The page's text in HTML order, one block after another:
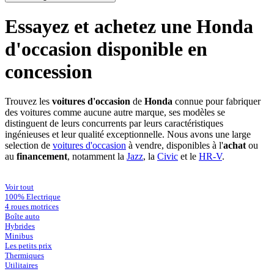
Essayez et achetez une Honda
d'occasion disponible en
concession
Trouvez les voitures d'occasion de Honda connue pour fabriquer
des voitures comme aucune autre marque, ses modèles se
distinguent de leurs concurrents par leurs caractéristiques
ingénieuses et leur qualité exceptionnelle. Nous avons une large
selection de voitures d'occasion à vendre, disponibles à l'achatou
au financement, notamment la Jazz, la Civic et le HR-V.
Voir tout
100% Electrique
4 roues motrices
Boîte auto
Hybrides
Minibus
Les petits prix
Thermiques
Utilitaires